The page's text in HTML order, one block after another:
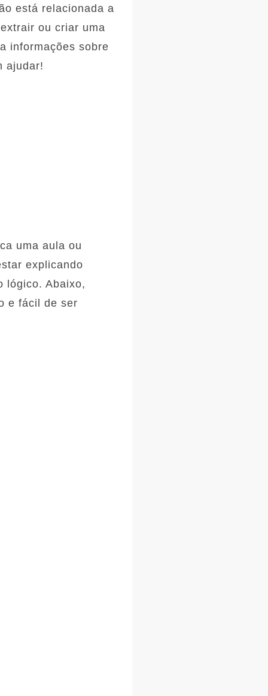
está relacionada a
ou criar uma
informações sobre
ajudar!
uma aula ou
explicando
lógico. Abaixo,
e fácil de ser